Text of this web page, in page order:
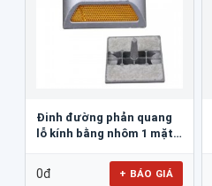
Đinh đường phản quang
lỗ kính bằng nhôm 1 mặt
0đ + BÁO GIÁ